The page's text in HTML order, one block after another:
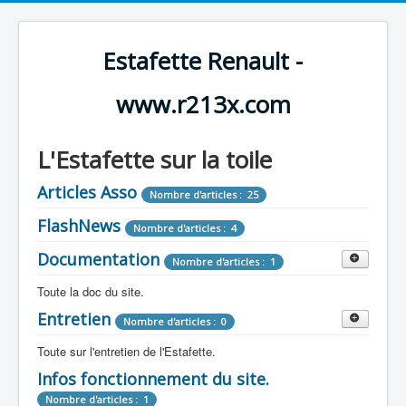
Estafette Renault -
www.r213x.com
L'Estafette sur la toile
Articles Asso Nombre d'articles : 25
FlashNews Nombre d'articles : 4
Documentation Nombre d'articles : 1
Toute la doc du site.
Revue de Presse Nombre d'articles : 9
Tous les articles que l'on a vu sur l'estafette !
Camping Car Nombre d'articles : 3
Entretien Nombre d'articles : 0
Toute sur l'entretien de l'Estafette.
Mécanique Nombre d'articles : 0
Infos fonctionnement du site.
Nombre d'articles : 1